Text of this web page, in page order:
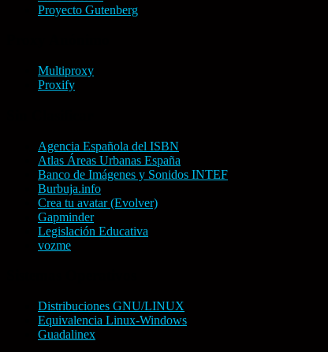
Proyecto Gutenberg
Multiproxy
Proxify
Agencia Española del ISBN
Atlas Áreas Urbanas España
Banco de Imágenes y Sonidos INTEF
Burbuja.info
Crea tu avatar (Evolver)
Gapminder
Legislación Educativa
vozme
Distribuciones GNU/LINUX
Equivalencia Linux-Windows
Guadalinex